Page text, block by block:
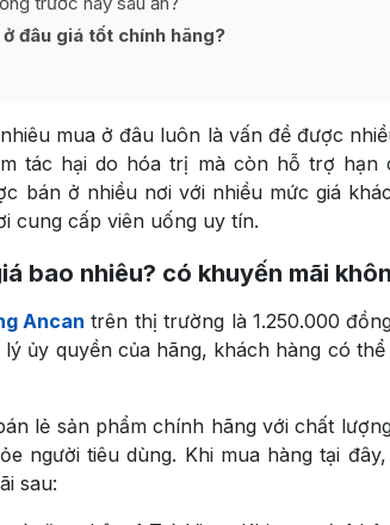
đâu giá tốt chính hãng?
mua ở đâu luôn là vấn đề được
tác hại do hóa trị mà còn hỗ trợ hạn
bán ở nhiều nơi với nhiều mức giá
cung cấp viên uống uy tín.
bao nhiêu? có khuyến mãi
Ancan trên thị trường là 1.250.000
ủy quyền của hãng, khách hàng có
lẻ sản phẩm chính hãng với chất
người tiêu dùng. Khi mua hàng tại
sau: